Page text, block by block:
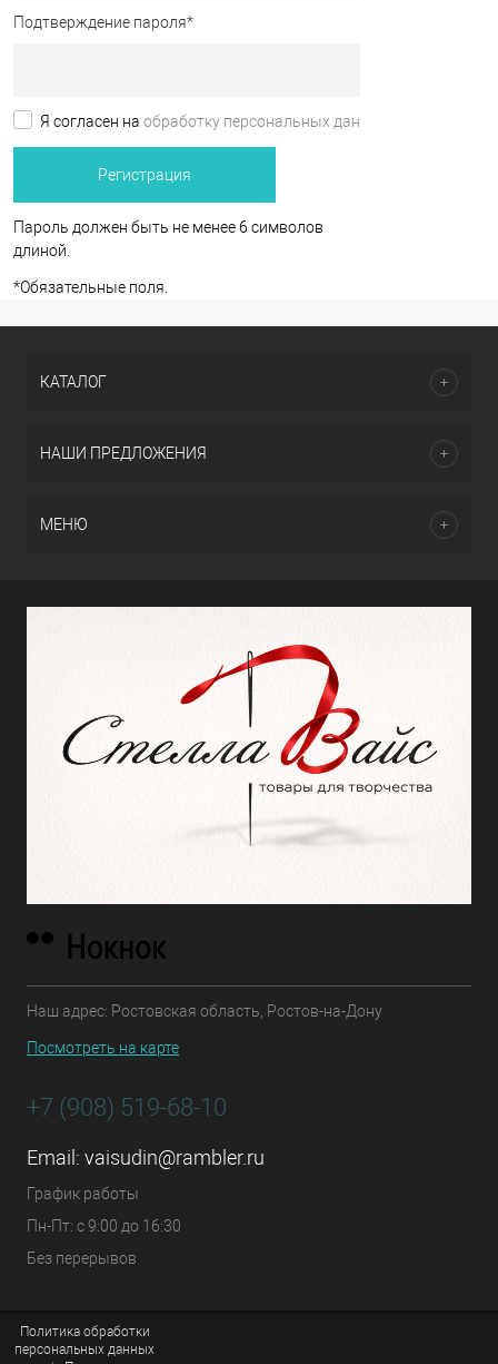
Подтверждение пароля*
Я согласен на обработку персональных данных.
Пароль должен быть не менее 6 символов
длиной.
*Обязательные поля.
КАТАЛОГ
НАШИ ПРЕДЛОЖЕНИЯ
МЕНЮ
Наш адрес: Ростовская область, Ростов-на-Дону
Посмотреть на карте
+7 (908) 519-68-10
Email: vaisudin@rambler.ru
График работы
Пн-Пт: с 9:00 до 16:30
Без перерывов
Политика обработки
персональных данных